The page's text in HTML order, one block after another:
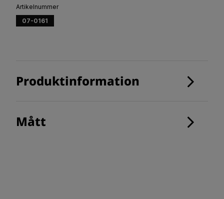
Artikelnummer
07-0161
Produktinformation
Mått